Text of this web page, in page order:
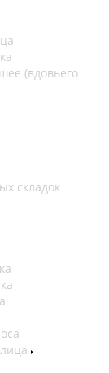
(вдовьего
складок